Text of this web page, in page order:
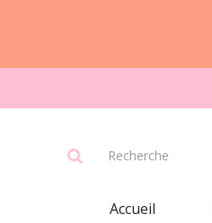
Accueil